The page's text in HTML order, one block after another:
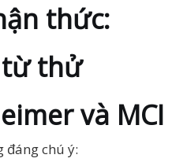
thức:
từ thử
và MCI
đáng chú ý: